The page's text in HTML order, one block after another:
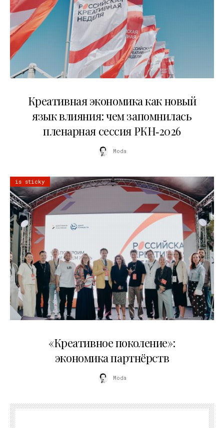
Креативная экономика как новый
язык влияния: чем запомнилась
пленарная сессия РКН‑2026
Moda
is sticky
«Креативное поколение»:
экономика партнёрств
Moda